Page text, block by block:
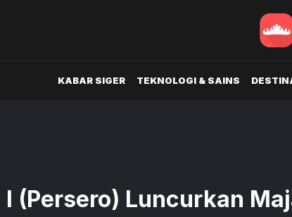
KABAR SIGER TEKNOLOGI & SAINS
I (Persero) Luncurkan